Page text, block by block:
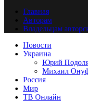
Главная
Авторам
Владельцам
Новости
Украина
Юрий
Михаил
Россия
Мир
ТВ Онлайн